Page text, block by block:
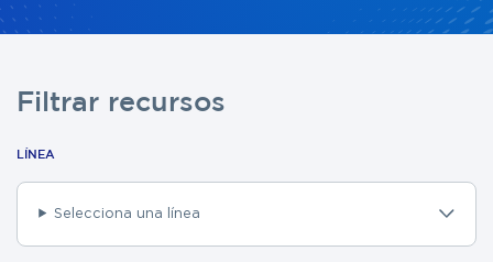
Filtrar recursos
LÍNEA
Selecciona una línea